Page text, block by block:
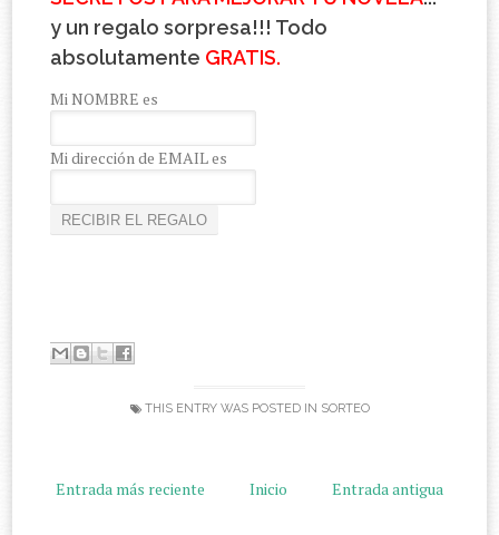
y un regalo sorpresa!!! Todo
absolutamente GRATIS.
Mi NOMBRE es
Mi dirección de EMAIL es
THIS ENTRY WAS POSTED IN SORTEO
Entrada más reciente Entrada antigua
Inicio